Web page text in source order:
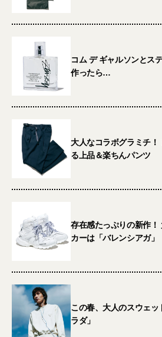
コム デ ギャルソンとス
作ったら…
大人なコラボグラミチ！
る上品＆楽ちんパンツ
存在感たっぷりの新作！
カーは「バレンシアガ」
この春、大人のスウェ
ラダ」